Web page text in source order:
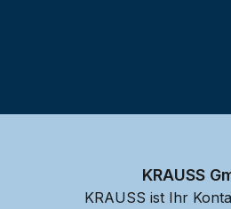
KRAUSS
KRAUSS ist Ihr